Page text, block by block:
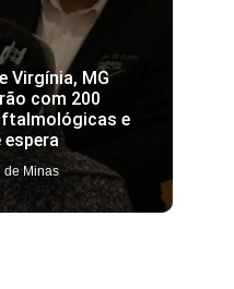
Virgínia, MG
com 200
e
espera
de Minas